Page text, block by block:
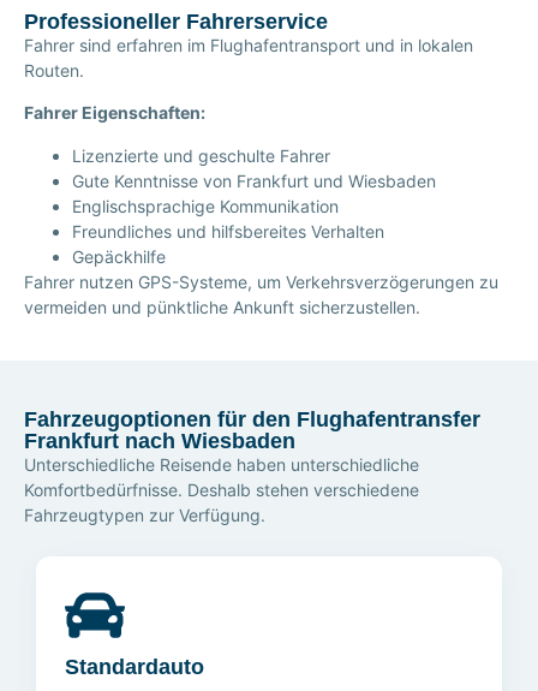
Professioneller Fahrerservice
Fahrer sind erfahren im Flughafentransport und in lokalen
Routen.
Fahrer Eigenschaften:
Lizenzierte und geschulte Fahrer
Gute Kenntnisse von Frankfurt und Wiesbaden
Englischsprachige Kommunikation
Freundliches und hilfsbereites Verhalten
Gepäckhilfe
Fahrer nutzen GPS-Systeme, um Verkehrsverzögerungen zu
vermeiden und pünktliche Ankunft sicherzustellen.
Fahrzeugoptionen für den Flughafentransfer
Frankfurt nach Wiesbaden
Unterschiedliche Reisende haben unterschiedliche
Komfortbedürfnisse. Deshalb stehen verschiedene
Fahrzeugtypen zur Verfügung.
Standardauto